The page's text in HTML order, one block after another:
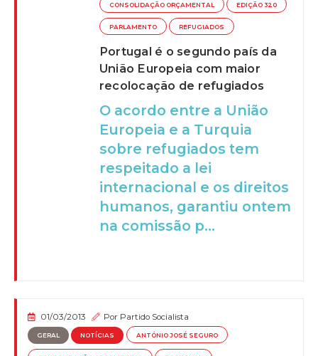
CONSOLIDAÇÃO ORÇAMENTAL EDIÇÃO 320
PARLAMENTO REFUGIADOS
Portugal é o segundo país da
União Europeia com maior
recolocação de refugiados
O acordo entre a União
Europeia e a Turquia
sobre refugiados tem
respeitado a lei
internacional e os direitos
humanos, garantiu ontem
na comissão p...
01/03/2013 Por Partido Socialista
GERAL NOTÍCIAS ANTÓNIO JOSÉ SEGURO